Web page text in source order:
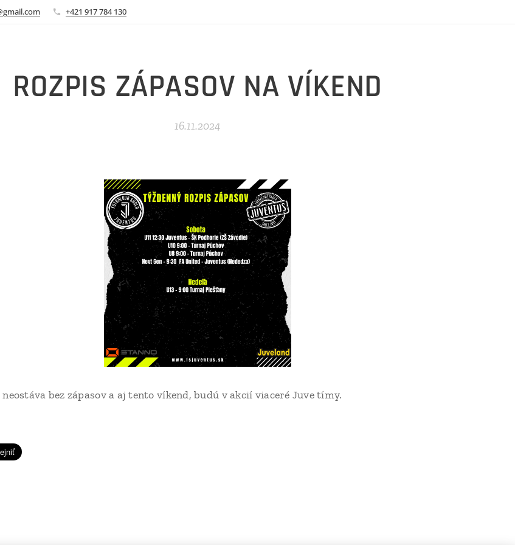
+421 917 784 130
ROZPIS ZÁPASOV NA VÍKEND
16.11.2024
bez zápasov a aj tento víkend, budú v akcií viaceré Juve tímy.